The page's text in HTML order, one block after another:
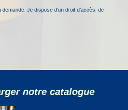
Je dispose d’un droit d’accès, de
notre catalogue